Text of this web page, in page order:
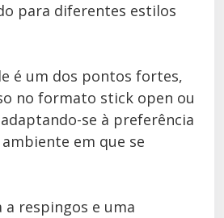
para diferentes estilos
é um dos pontos fortes,
no formato stick open ou
se à preferência
em que se
a respingos e uma